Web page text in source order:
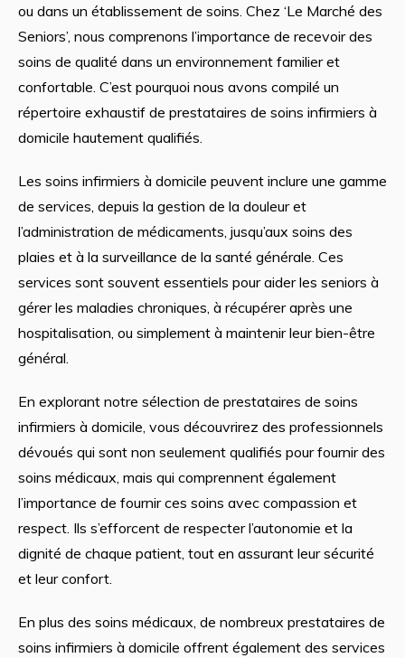
ou dans un établissement de soins. Chez ‘Le Marché des
Seniors’, nous comprenons l’importance de recevoir des
soins de qualité dans un environnement familier et
confortable. C’est pourquoi nous avons compilé un
répertoire exhaustif de prestataires de soins infirmiers à
domicile hautement qualifiés.
Les soins infirmiers à domicile peuvent inclure une gamme
de services, depuis la gestion de la douleur et
l’administration de médicaments, jusqu’aux soins des
plaies et à la surveillance de la santé générale. Ces
services sont souvent essentiels pour aider les seniors à
gérer les maladies chroniques, à récupérer après une
hospitalisation, ou simplement à maintenir leur bien-être
général.
En explorant notre sélection de prestataires de soins
infirmiers à domicile, vous découvrirez des professionnels
dévoués qui sont non seulement qualifiés pour fournir des
soins médicaux, mais qui comprennent également
l’importance de fournir ces soins avec compassion et
respect. Ils s’efforcent de respecter l’autonomie et la
dignité de chaque patient, tout en assurant leur sécurité
et leur confort.
En plus des soins médicaux, de nombreux prestataires de
soins infirmiers à domicile offrent également des services